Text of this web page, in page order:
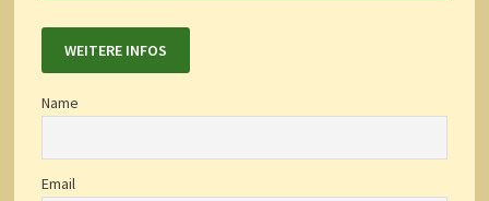
WEITERE INFOS
Name
Email